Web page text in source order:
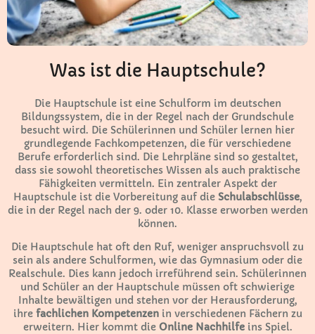
Was ist die Hauptschule?
Die Hauptschule ist eine Schulform im deutschen
Bildungssystem, die in der Regel nach der Grundschule
besucht wird. Die Schülerinnen und Schüler lernen hier
grundlegende Fachkompetenzen, die für verschiedene
Berufe erforderlich sind. Die Lehrpläne sind so gestaltet,
dass sie sowohl theoretisches Wissen als auch praktische
Fähigkeiten vermitteln. Ein zentraler Aspekt der
Hauptschule ist die Vorbereitung auf die Schulabschlüsse,
die in der Regel nach der 9. oder 10. Klasse erworben werden
können.
Die Hauptschule hat oft den Ruf, weniger anspruchsvoll zu
sein als andere Schulformen, wie das Gymnasium oder die
Realschule. Dies kann jedoch irreführend sein. Schülerinnen
und Schüler an der Hauptschule müssen oft schwierige
Inhalte bewältigen und stehen vor der Herausforderung,
ihre fachlichen Kompetenzenin verschiedenen Fächern zu
erweitern. Hier kommt die Online Nachhilfeins Spiel.